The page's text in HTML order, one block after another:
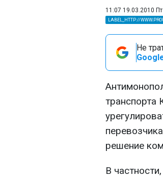
11:07 19.03.2010 Пт
LABEL_HTTP://
Не
транспорта
решение
В